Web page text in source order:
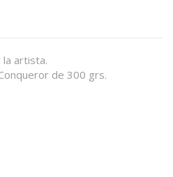
la artista.
de 300 grs.